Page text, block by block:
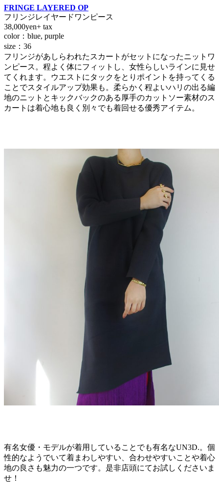
FRINGE LAYERED OP
フリンジレイヤードワンピース
38,000yen+ tax
color：blue, purple
size：36
フリンジがあしらわれたスカートがセットになったニットワ
ンピース。程よく体にフィットし、女性らしいラインに見せ
てくれます。ウエストにタックをとりポイントを持ってくる
ことでスタイルアップ効果も。柔らかく程よいハリの出る編
地のニットとキックバックのある厚手のカットソー素材のス
カートは着心地も良く別々でも着回せる優秀アイテム。
有名女優・モデルが着用していることでも有名なUN3D.。個
性的なようでいて着まわしやすい、合わせやすいことや着心
地の良さも魅力の一つです。是非店頭にてお試しくださいま
せ！